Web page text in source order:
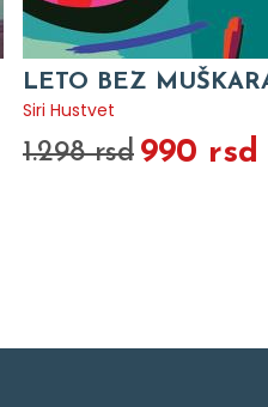
LETO BEZ
Siri Hustvet
1.298 rsd 990 rsd